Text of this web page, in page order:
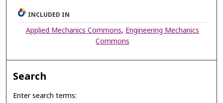
INCLUDED IN
Applied Mechanics Commons, Engineering Mechanics
Commons
Search
Enter search terms: